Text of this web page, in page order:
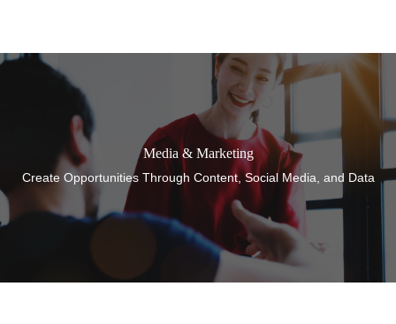
Media & Marketing
Create Opportunities Through Content, Social Media, and Data